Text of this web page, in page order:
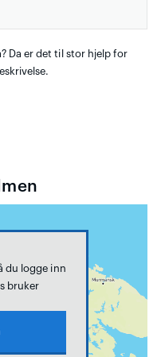
Da er det til stor hjelp for
du logge inn
bruker